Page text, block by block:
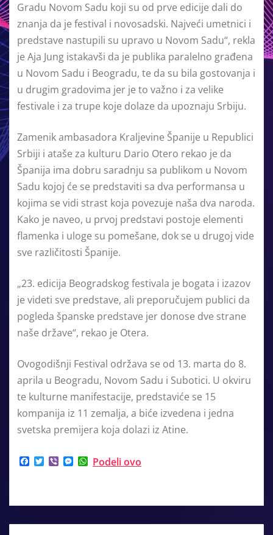
Gradu Novom Sadu koji su od prve edicije dali do
znanja da je festival i novosadski. Najveći umetnici i
predstave nastupili su upravo u Novom Sadu“, rekla
je Aja Jung istakavši da je publika paralelno građena
u Novom Sadu i Beogradu, te da su bila gostovanja i
u drugim gradovima jer je to važno i za velike
festivale i za trupe koje dolaze da upoznaju Srbiju.
Zamenik ambasadora Kraljevine Španije u Republici
Srbiji i ataše za kulturu Dario Otero rekao je da
Španija ima dobru saradnju sa publikom u Novom
Sadu kojoj će se predstaviti sa dva performansa u
kojima se vidi strast koja povezuje naša dva naroda.
Kako je naveo, u prvoj predstavi postoje elementi
flamenka i uloge su pomešane, dok se u drugoj vide
sve različitosti Španije.
„23. edicija Beogradskog festivala je bogata i izazov
je videti sve predstave, ali preporučujem publici da
pogleda španske predstave jer donose dve strane
naše države“, rekao je Otera.
Ovogodišnji Festival održava se od 13. marta do 8.
aprila u Beogradu, Novom Sadu i Subotici. U okviru
te kulturne manifestacije, predstaviće se 15
kompanija iz 11 zemalja, a biće izvedena i jedna
svetska premijera koja dolazi iz Atine.
F
o
T
e
V M
n
W
h
A
Podeli ovo